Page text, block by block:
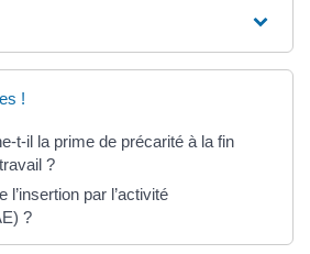
!
t-il la prime de précarité à la fin
?
l’insertion par l’activité
?